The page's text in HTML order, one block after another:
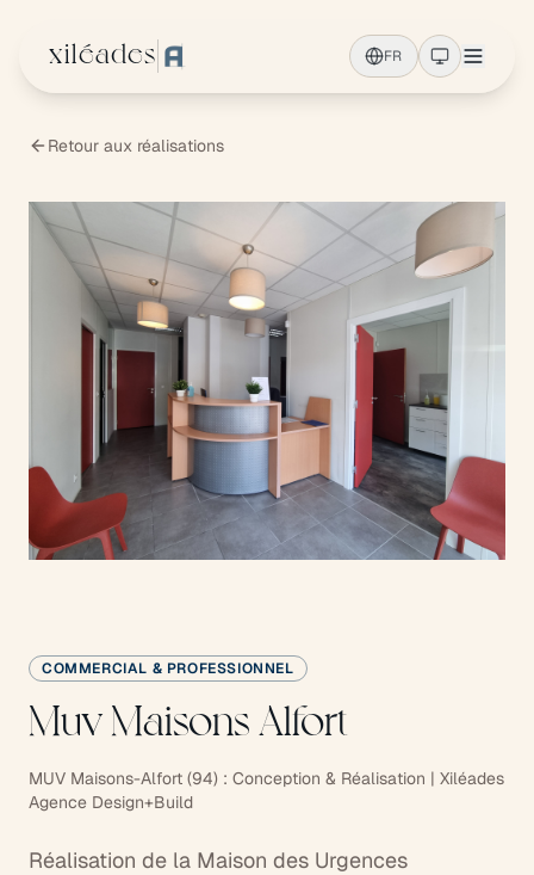
xiléades
FR
Retour aux réalisations
COMMERCIAL & PROFESSIONNEL
Muv Maisons Alfort
MUV Maisons-Alfort (94) : Conception & Réalisation | Xiléades
Agence Design+Build
Réalisation de la Maison des Urgences